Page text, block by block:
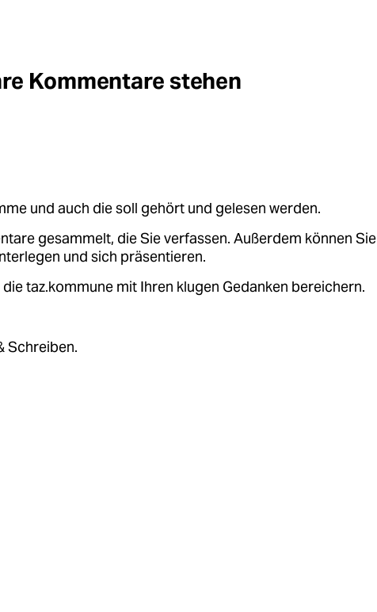
Kommentare stehen
und auch die soll gehört und gelesen werden.
gesammelt, die Sie verfassen. Außerdem können Sie
und sich präsentieren.
taz.kommune mit Ihren klugen Gedanken bereichern.
Schreiben.